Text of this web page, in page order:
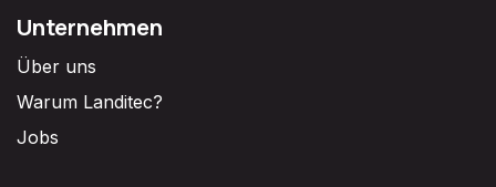
Unternehmen
Über uns
Warum Landitec?
Jobs